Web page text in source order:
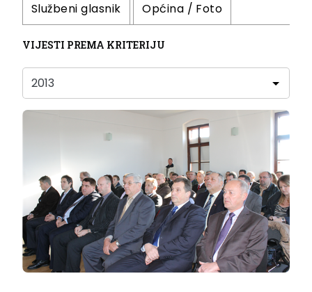
Službeni glasnik Općina / Foto
VIJESTI PREMA KRITERIJU